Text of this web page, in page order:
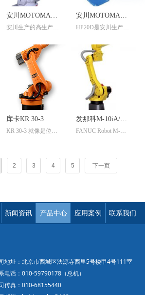
安川MOTOMAN-
MA1400
安川生产的高生产效
安川MOTOMAN
HP20D
HP20D是安川生产的
焊、激光焊接切割等
领域的6轴机器人
库卡KR 30-3
KR 30-3 就像是位行
领域提供了节省空间
发那科M-10iA/M-
20iA
FANUC Robot M-
2 3 4 5 下一页
新闻资讯 产品中心 应用案例 联系我们
地址：北京市西城区法源寺西里5号楼甲4号111室
电话：010-59790178（总机）
传真：010-68155440